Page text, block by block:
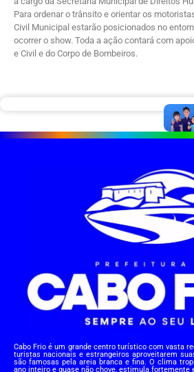
Para ordenar o trânsito e orientar os
Civil Municipal estarão posicionados no
ocorrer o show. Toda a ação contará com
e Civil e do Corpo de Bombeiros.
Cabo Frio é um grande centro turístico com vasta
turistas nacionais e estrangeiros aproveitarem
são famosas pela areia branca e fina. O clima
ano inteiro e quase não chove, estimula fortemente